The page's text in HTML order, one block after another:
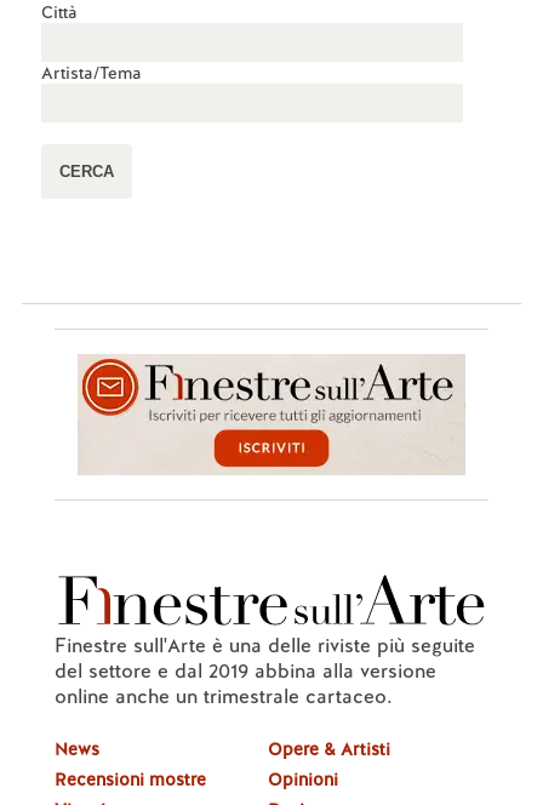
Città
Artista/Tema
Finestre sull'Arte è una delle riviste più seguite
del settore e dal 2019 abbina alla versione
online anche un trimestrale cartaceo.
News
Recensioni mostre
Opere & Artisti
Opinioni